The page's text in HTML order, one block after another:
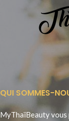
QUI SOMMES-
MyThaïBeauty vous